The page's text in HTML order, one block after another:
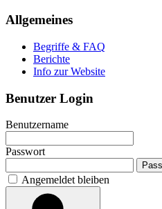
Allgemeines
Begriffe & FAQ
Berichte
Info zur Website
Benutzer Login
Benutzername
Passwort
Angemeldet bleiben